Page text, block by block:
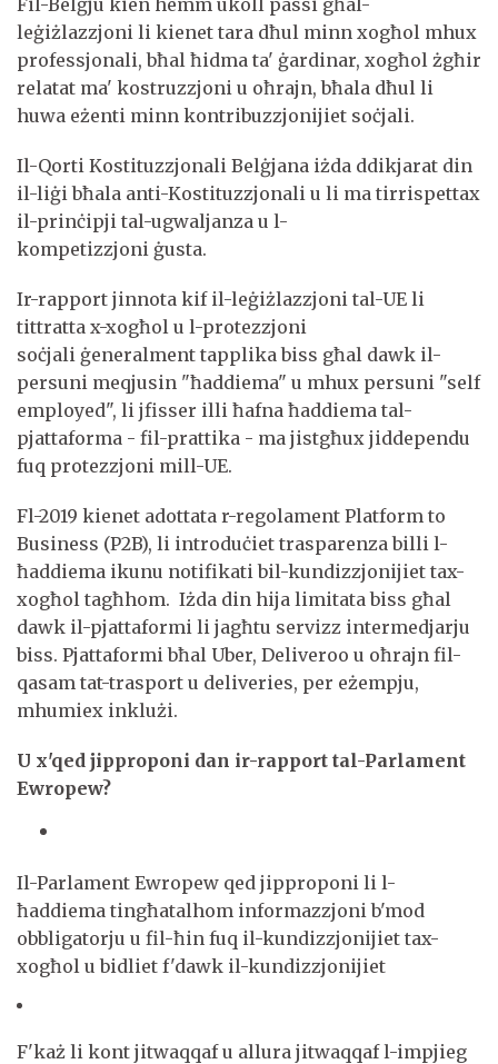
leġiżlazzjoni li kienet tara dħul minn xogħol mhux
professjonali, bħal ħidma ta' ġardinar, xogħol żgħir
relatat ma' kostruzzjoni u oħrajn, bħala dħul li
huwa eżenti minn kontribuzzjonijiet soċjali.
Il-Qorti Kostituzzjonali Belġjana iżda ddikjarat din
il-liġi bħala anti-Kostituzzjonali u li ma tirrispettax
il-prinċipji tal-ugwaljanza u l-
kompetizzjoni ġusta.
Ir-rapport jinnota kif il-leġiżlazzjoni tal-UE li
tittratta x-xogħol u l-protezzjoni
soċjali ġeneralment tapplika biss għal dawk il-
persuni meqjusin "ħaddiema" u mhux persuni "self
employed", li jfisser illi ħafna ħaddiema tal-
pjattaforma - fil-prattika - ma jistgħux jiddependu
fuq protezzjoni mill-UE.
Fl-2019 kienet adottata r-regolament Platform to
Business (P2B), li introduċiet trasparenza billi l-
ħaddiema ikunu notifikati bil-kundizzjonijiet tax-
xogħol tagħhom. Iżda din hija limitata biss għal
dawk il-pjattaformi li jagħtu servizz intermedjarju
biss. Pjattaformi bħal Uber, Deliveroo u oħrajn fil-
qasam tat-trasport u deliveries, per eżempju,
mhumiex inklużi.
U x'qed jipproponi dan ir-rapport tal-Parlament
Ewropew?
Il-Parlament Ewropew qed jipproponi li l-
ħaddiema tingħatalhom informazzjoni b'mod
obbligatorju u fil-ħin fuq il-kundizzjonijiet tax-
xogħol u bidliet f'dawk il-kundizzjonijiet
F'każ li kont jitwaqqaf u allura jitwaqqaf l-impjieg